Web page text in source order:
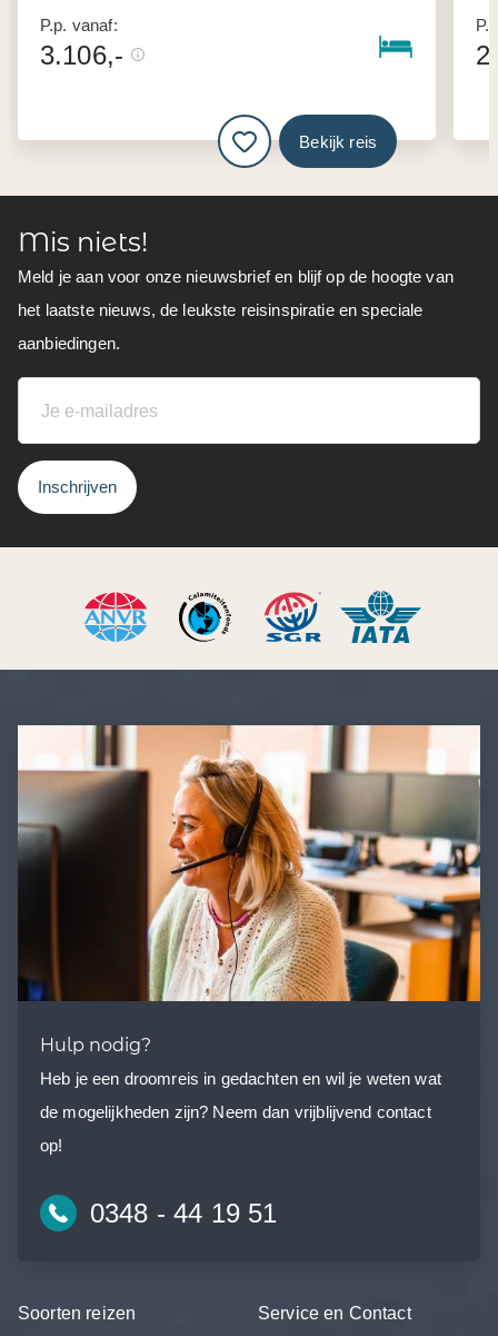
P.p. vanaf:
3.106,-
Bekijk reis
Mis niets!
Meld je aan voor onze nieuwsbrief en blijf op de hoogte van
het laatste nieuws, de leukste reisinspiratie en speciale
aanbiedingen.
Inschrijven
Hulp nodig?
Heb je een droomreis in gedachten en wil je weten wat
de mogelijkheden zijn? Neem dan vrijblijvend contact
op!
0348 - 44 19 51
Soorten reizen Service en Contact